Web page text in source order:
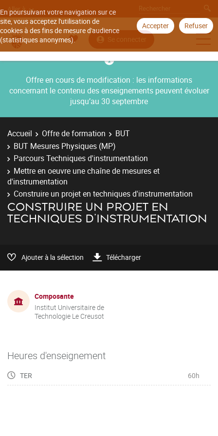
En poursuivant votre navigation sur ce
site, vous acceptez l'utilisation de
cookies à des fins de mesure d'audience
(statistiques anonymes).
Accepter Refuser
Aller à
Se connecter
Offre en cours de modification : les informations
concernant le contenu des enseignements peuvent évoluer
jusqu’au 30 septembre
Accueil Offre de formation
BUT
BUT Mesures Physiques (MP)
Parcours Techniques d'instrumentation
Mettre en oeuvre une chaîne de mesures et
d'instrumentation
Construire un projet en techniques d'instrumentation
CONSTRUIRE UN PROJET EN
TECHNIQUES D'INSTRUMENTATION
Ajouter à la sélection Télécharger
Composante
Institut Universitaire de
Technologie Le Creusot
Heures d'enseignement
TER 60h